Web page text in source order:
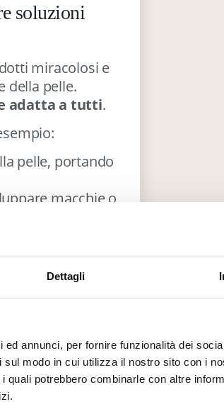
Dettagli
annunci, per fornire funzionalità dei
modo in cui utilizza il nostro sito con i
quali potrebbero combinarle con altre
soluzioni
miracolosi e
della pelle.
adatta a tutti.
pelle, portando
macchie o
terapia ormonale
dalla
dovuta a un
della pelle al
a particolari